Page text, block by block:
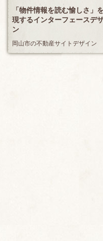
「物件情報を読む愉しさ」
現するインターフェースデ
ン
岡山市の不動産サイトデザイン